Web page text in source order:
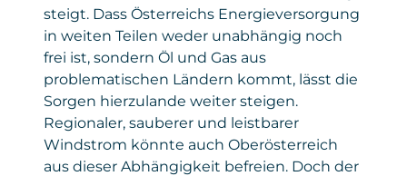
steigt. Dass Österreichs Energieversorgung
in weiten Teilen weder unabhängig noch
frei ist, sondern Öl und Gas aus
problematischen Ländern kommt, lässt die
Sorgen hierzulande weiter steigen.
Regionaler, sauberer und leistbarer
Windstrom könnte auch Oberösterreich
aus dieser Abhängigkeit befreien. Doch der